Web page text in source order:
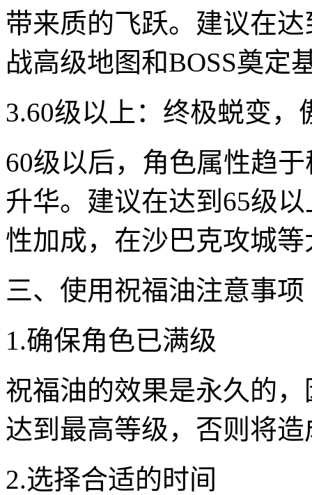
带来质的飞跃。建议在
战高级地图和BOSS奠定
3.60级以上：终极蜕变，
60级以后，角色属性趋
升华。建议在达到65级
性加成，在沙巴克攻城
三、使用祝福油注意事项
1.确保角色已满级
祝福油的效果是永久的
达到最高等级，否则将
2.选择合适的时间